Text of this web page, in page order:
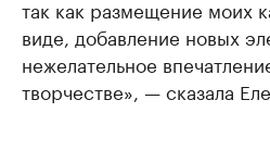
так как размещение моих
виде, добавление новых
нежелательное
творчестве», — сказала